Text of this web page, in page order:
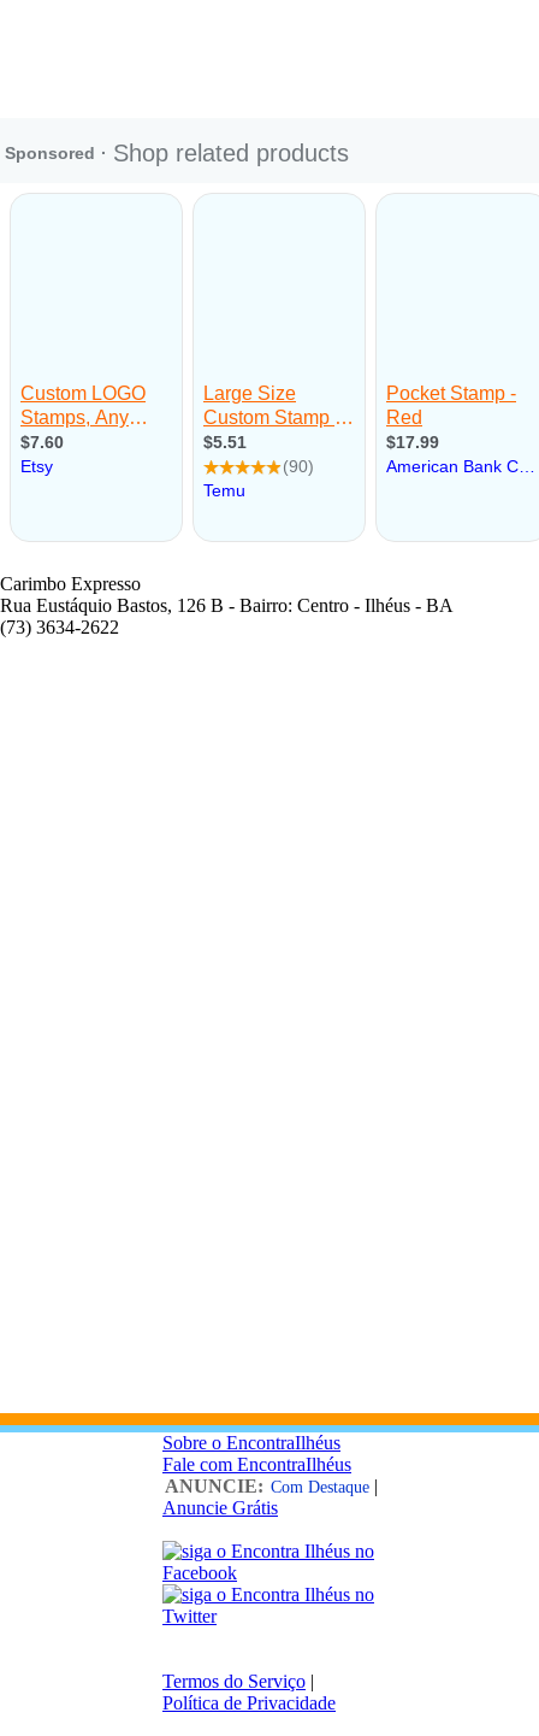
Carimbo Expresso
Rua Eustáquio Bastos, 126 B - Bairro: Centro - Ilhéus - BA
(73) 3634-2622
Sobre o EncontraIlhéus
Fale com EncontraIlhéus
ANUNCIE: Com Destaque |
Anuncie Grátis
Termos do Serviço |
Política de Privacidade